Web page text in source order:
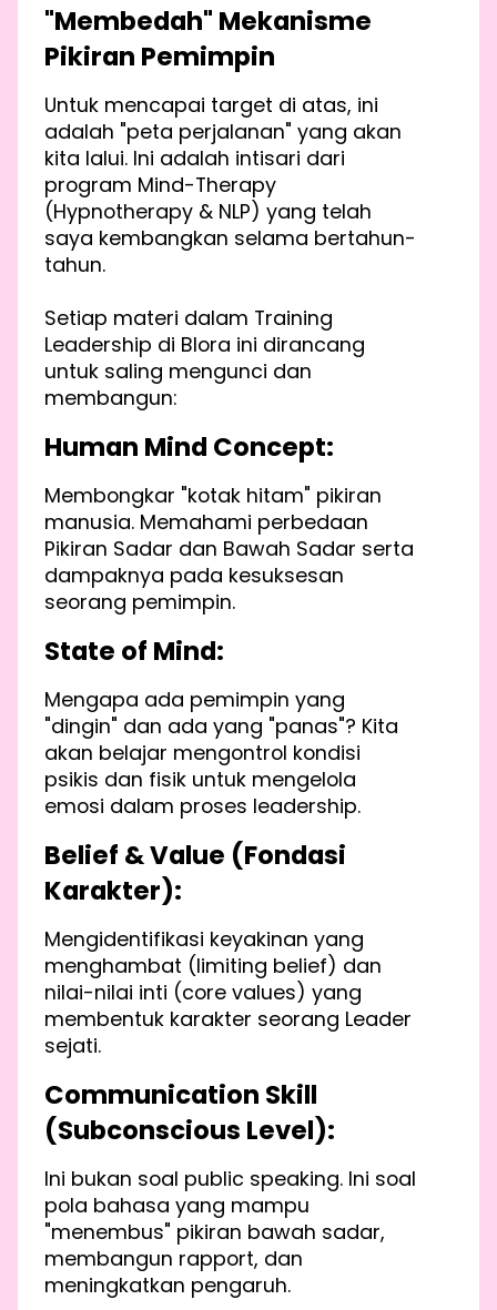
"Membedah" Mekanisme
Pikiran Pemimpin
Untuk mencapai target di atas, ini
adalah "peta perjalanan" yang akan
kita lalui. Ini adalah intisari dari
program Mind-Therapy
(Hypnotherapy & NLP) yang telah
saya kembangkan selama bertahun-
tahun.
Setiap materi dalam Training
Leadership di Blora ini dirancang
untuk saling mengunci dan
membangun:
Human Mind Concept:
Membongkar "kotak hitam" pikiran
manusia. Memahami perbedaan
Pikiran Sadar dan Bawah Sadar serta
dampaknya pada kesuksesan
seorang pemimpin.
State of Mind:
Mengapa ada pemimpin yang
"dingin" dan ada yang "panas"? Kita
akan belajar mengontrol kondisi
psikis dan fisik untuk mengelola
emosi dalam proses leadership.
Belief & Value (Fondasi
Karakter):
Mengidentifikasi keyakinan yang
menghambat (limiting belief) dan
nilai-nilai inti (core values) yang
membentuk karakter seorang Leader
sejati.
Communication Skill
(Subconscious Level):
Ini bukan soal public speaking. Ini soal
pola bahasa yang mampu
"menembus" pikiran bawah sadar,
membangun rapport, dan
meningkatkan pengaruh.